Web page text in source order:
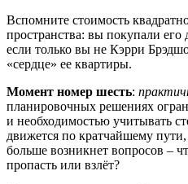
Вспомните стоимость
пространства: вы покупали его
если только вы не Кэрри
«сердце» ее квартиры.
Момент номер шесть:
планировочных решениях
и необходимостью учитывать
движется по кратчайшему
больше возникнет вопросов –
пропасть или взлёт?